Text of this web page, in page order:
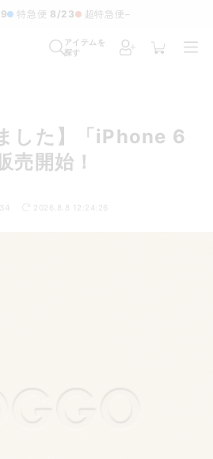
特急便 8/23 超特急便−
アイテムを
探す
した】「iPhone 6
売開始！
2026.8.8 12:24:26